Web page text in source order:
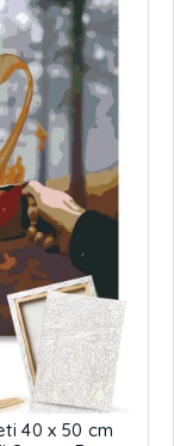
40 x 50 cm